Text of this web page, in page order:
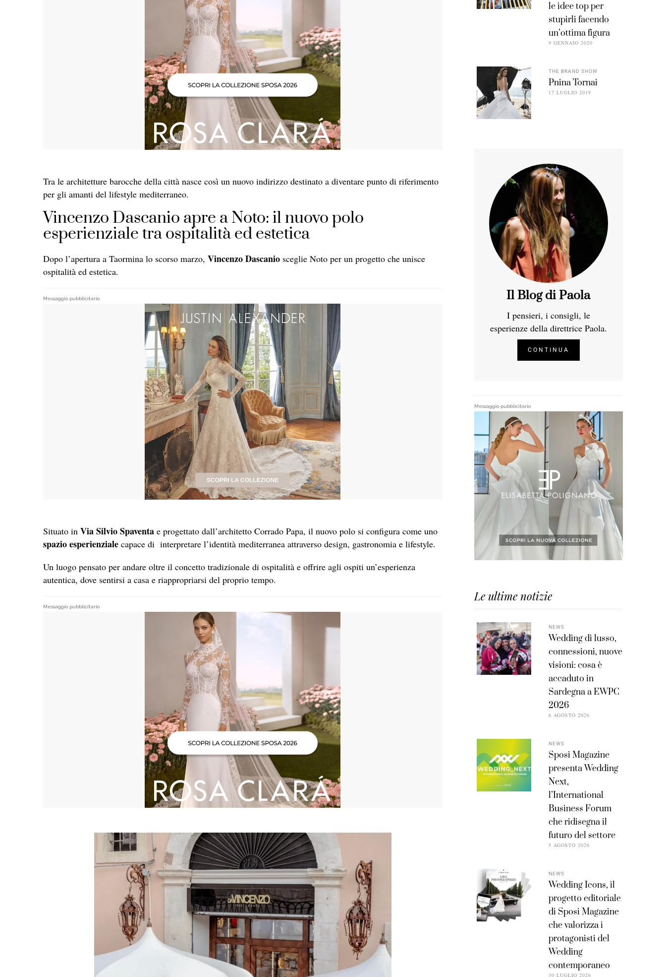
Tra le architetture barocche della città nasce così un nuovo indirizzo destinato a diventare punto di riferimento
per gli amanti del lifestyle mediterraneo.
Vincenzo Dascanio apre a Noto: il nuovo polo
esperienziale tra ospitalità ed estetica
Dopo l’apertura a Taormina lo scorso marzo, Vincenzo Dascanio sceglie Noto per un progetto che unisce
ospitalità ed estetica.
Messaggio pubblicitario
Situato in Via Silvio Spaventa e progettato dall’architetto Corrado Papa, il nuovo polo si configura come uno
spazio esperienziale capace di interpretare l’identità mediterranea attraverso design, gastronomia e lifestyle.
Un luogo pensato per andare oltre il concetto tradizionale di ospitalità e offrire agli ospiti un’esperienza
autentica, dove sentirsi a casa e riappropriarsi del proprio tempo.
Messaggio pubblicitario
le idee top per
stupirli facendo
un’ottima figura
9 GENNAIO 2020
THE BRAND SHOW
Pnina Tornai
17 LUGLIO 2019
Il Blog di Paola
I pensieri, i consigli, le
esperienze della direttrice Paola.
CONTINUA
Messaggio pubblicitario
Le ultime notizie
NEWS
Wedding di lusso,
connessioni, nuove
visioni: cosa è
accaduto in
Sardegna a EWPC
2026
6 AGOSTO 2026
NEWS
Sposi Magazine
presenta Wedding
Next,
l’International
Business Forum
che ridisegna il
futuro del settore
5 AGOSTO 2026
NEWS
Wedding Icons, il
progetto editoriale
di Sposi Magazine
che valorizza i
protagonisti del
Wedding
contemporaneo
30 LUGLIO 2026